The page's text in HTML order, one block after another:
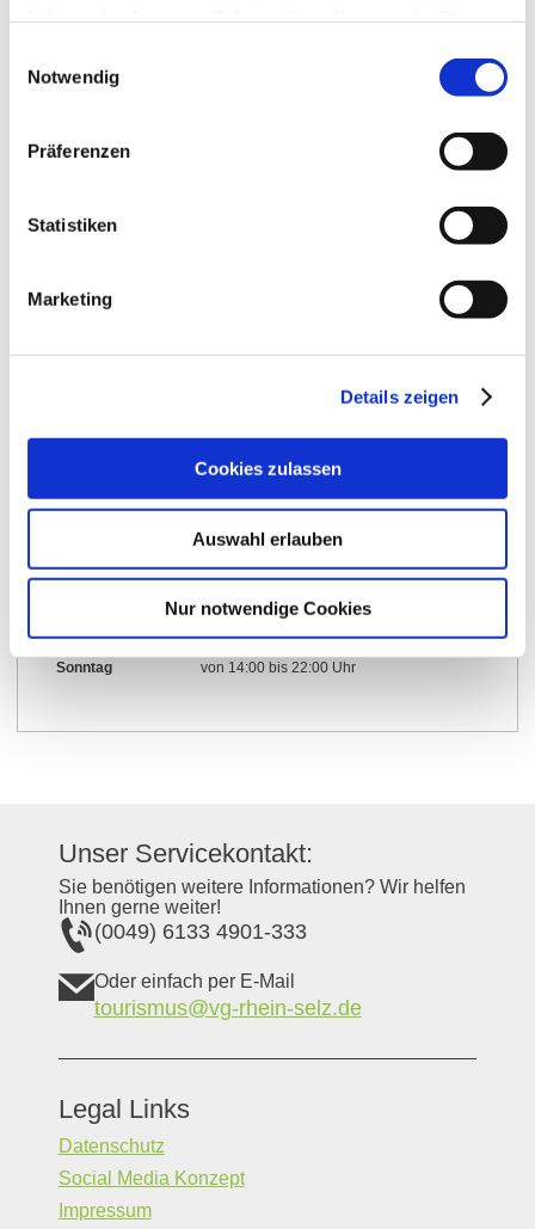
Notwendig
Präferenzen
Statistiken
Marketing
Details zeigen
Cookies zulassen
Auswahl erlauben
Nur notwendige Cookies
Öffnungszeiten
Öffnungszeiten
01.03.2022 bis 31.10.2022
von 14:00 bis 22:00 Uhr
Sonntag von 14:00 bis 22:00 Uhr
Unser Servicekontakt:
Sie benötigen weitere Informationen? Wir helfen
Ihnen gerne weiter!
(0049) 6133 4901-333
Oder einfach per E-Mail
tourismus@vg-rhein-selz.de
Legal Links
Datenschutz
Social Media Konzept
Impressum